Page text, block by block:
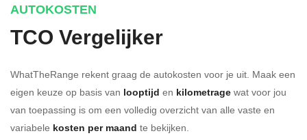
AUTOKOSTEN
TCO Vergelijker
WhatTheRange rekent graag de autokosten voor je uit. Maak een
eigen keuze op basis van looptijd en kilometrage wat voor jou
van toepassing is om een volledig overzicht van alle vaste en
variabele kosten per maand te bekijken.